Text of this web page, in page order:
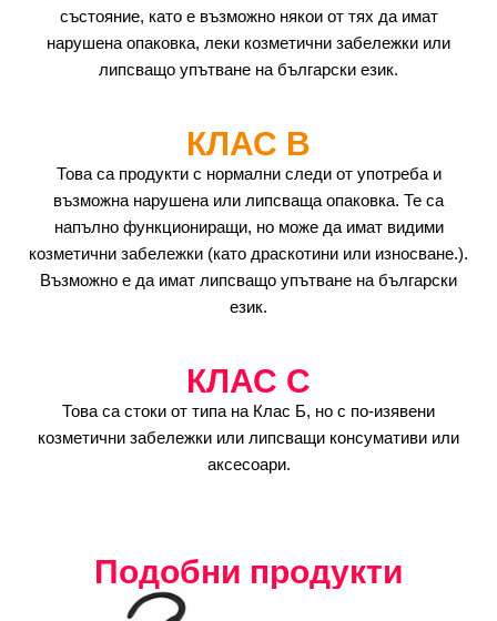
състояние, като е възможно някои от тях да имат
нарушена опаковка, леки козметични забележки или
липсващо упътване на български език.
КЛАС B
Това са продукти с нормални следи от употреба и
възможна нарушена или липсваща опаковка. Те са
напълно функциониращи, но може да имат видими
козметични забележки (като драскотини или износване.).
Възможно е да имат липсващо упътване на български
език.
КЛАС C
Това са стоки от типа на Клас Б, но с по-изявени
козметични забележки или липсващи консумативи или
аксесоари.
Подобни продукти